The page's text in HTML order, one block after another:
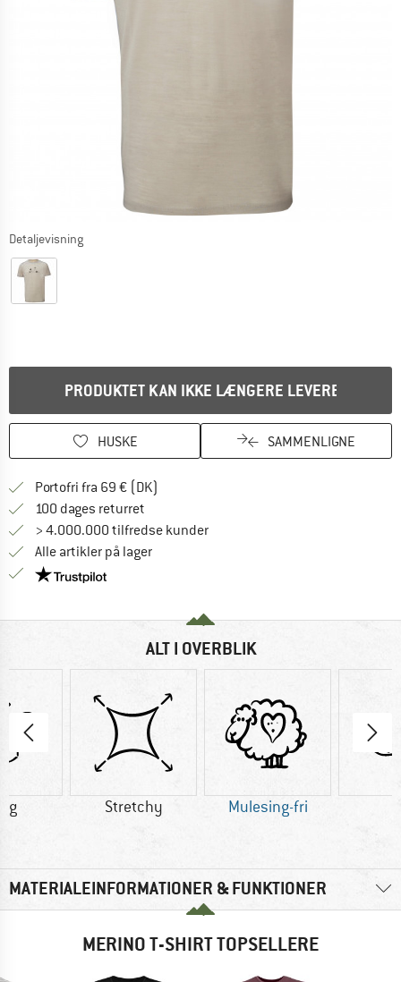
Detaljevisning
PRODUKTET KAN IKKE LÆNGERE LEVERES
HUSKE SAMMENLIGNE
Portofri fra 69 € (DK)
100 dages returret
> 4.000.000 tilfredse kunder
Alle artikler på lager
Vi er Trustpilot-certificeret - oplysningerne får du
ALT I OVERBLIK
g Stretchy Mulesing-fri
MATERIALEINFORMATIONER & FUNKTIONER
MERINO T-SHIRT TOPSELLERE